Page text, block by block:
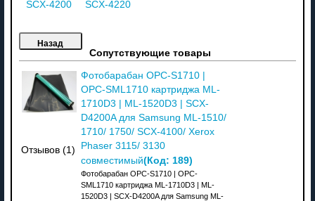
SCX-4200 SCX-4220
Сопутствующие товары
Отзывов (1)
Фотобарабан OPC-S1710 |
OPC-SML1710 картриджа ML-
1710D3 | ML-1520D3 | SCX-
D4200A для Samsung ML-1510/
1710/ 1750/ SCX-4100/ Xerox
Phaser 3115/ 3130
совместимый(Код: 189)
Фотобарабан OPC-S1710 | OPC-
SML1710 картриджа ML-1710D3 | ML-
1520D3 | SCX-D4200A для Samsung ML-